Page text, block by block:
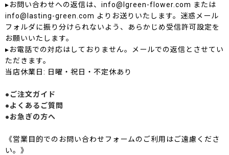
▸お問い合わせへの返信は、info@lgreen-flower.com または
info@lasting-green.com よりお送りいたします。迷惑メール
フォルダに振り分けられないよう、あらかじめ受信許可設定を
お願いいたします。
▸お電話での対応はしておりません。メールでの返信とさせてい
ただきます。
当店休業日: 日曜・祝日・不定休あり
●ご注文ガイド
●よくあるご質問
●お急ぎの方へ
《営業目的でのお問い合わせフォームのご利用はご遠慮くださ
い。》